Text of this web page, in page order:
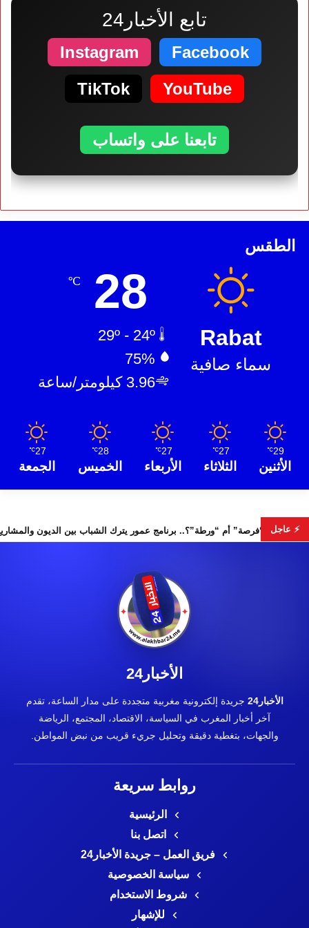
تابع الأخبار24
Facebook
Instagram
YouTube
TikTok
تابعنا على واتساب
الطقس
Rabat
سماء صافية
28
℃
75%
3.96 كيلومتر/ساعة
29
℃
الأثنين
27
℃
الثلاثاء
27
℃
الأربعاء
28
℃
الخميس
27
℃
الجمعة
⚡ عاجل “فرصة” أم “ورطة”؟.. برنامج عمور يترك الشباب بين
الأخبار24
الأخبار24
جريدة إلكترونية مغربية متجددة على مدار الساعة، تقدم
آخر أخبار المغرب في السياسة، الاقتصاد، المجتمع، الرياضة
والجهات، بتغطية دقيقة وتحليل جريء قريب من نبض المواطن.
روابط سريعة
الرئيسية
اتصل بنا
فريق العمل – جريدة الأخبار24
سياسة الخصوصية
شروط الاستخدام
للإشهار